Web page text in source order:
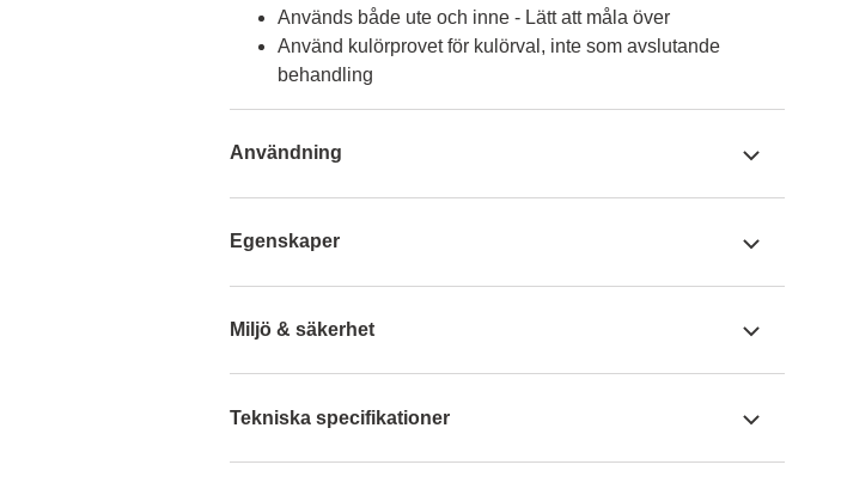
Används både ute och inne - Lätt att måla över
Använd kulörprovet för kulörval, inte som avslutande
behandling
Användning
Egenskaper
Miljö & säkerhet
Tekniska specifikationer